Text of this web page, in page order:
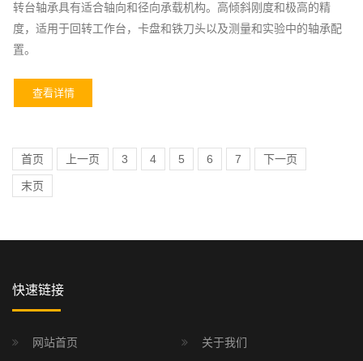
转台轴承具有适合轴向和径向承载机构。高倾斜刚度和极高的精
度，适用于回转工作台，卡盘和铁刀头以及测量和实验中的轴承配
置。
查看详情
首页 上一页 3 4 5 6 7 下一页
末页
快速链接
网站首页 关于我们